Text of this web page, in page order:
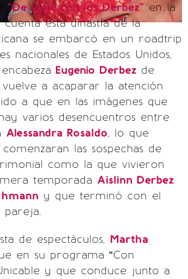
“De viaje con los Derbez” en la
esta dinastía de la
se embarcó en un roadtrip
nacionales de Estados Unidos,
Eugenio Derbez de
a acaparar la atención
a que en las imágenes que
varios desencuentros entre
Alessandra Rosaldo, lo que
las sospechas de
como la que vivieron
temporada Aislinn Derbez
y que terminó con el
de espectáculos, Martha
en su programa “Con
y que conduce junto a